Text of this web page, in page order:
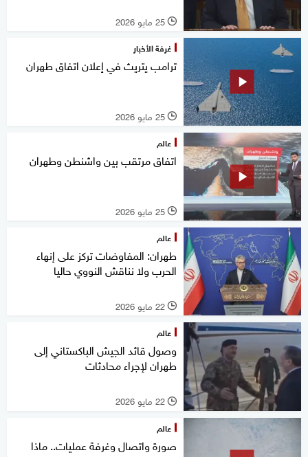
l 25 مايو 2026
غرفة الأخبار
ترامب يتريث في إعلان اتفاق طهران
l 25 مايو 2026
عالم
اتفاق مرتقب بين واشنطن وطهران
l 25 مايو 2026
عالم
طهران: المفاوضات تركز على إنهاء
الحرب ولا نناقش النووي حاليا
l 22 مايو 2026
عالم
وصول قائد الجيش الباكستاني إلى
طهران لإجراء محادثات
l 22 مايو 2026
عالم
صورة واتصال وغرفة عمليات.. ماذا